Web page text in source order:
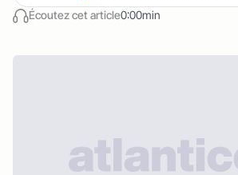
Écoutez cet article0:00min